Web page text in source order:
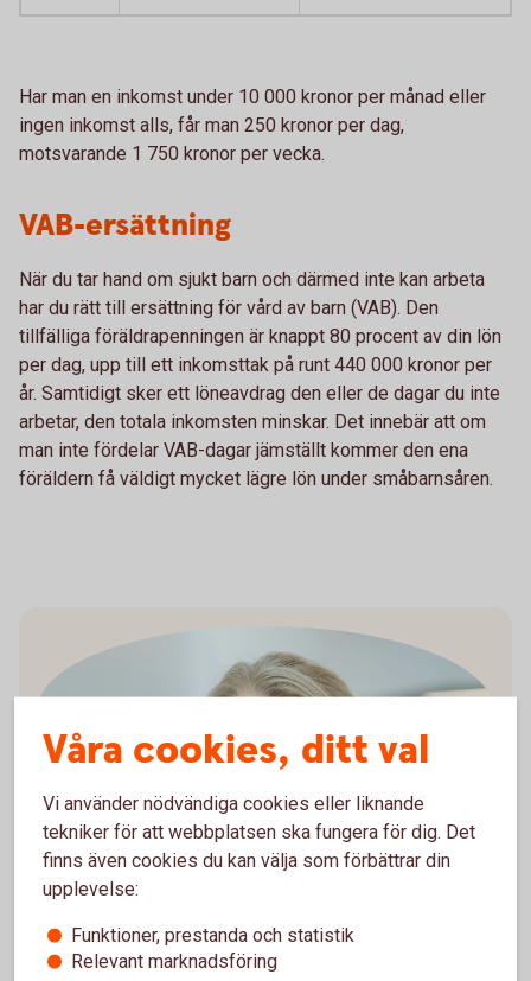
Har man en inkomst under 10 000 kronor per månad eller
ingen inkomst alls, får man 250 kronor per dag,
motsvarande 1 750 kronor per vecka.
VAB-ersättning
När du tar hand om sjukt barn och därmed inte kan arbeta
har du rätt till ersättning för vård av barn (VAB). Den
tillfälliga föräldrapenningen är knappt 80 procent av din lön
per dag, upp till ett inkomsttak på runt 440 000 kronor per
år. Samtidigt sker ett löneavdrag den eller de dagar du inte
arbetar, den totala inkomsten minskar. Det innebär att om
man inte fördelar VAB-dagar jämställt kommer den ena
föräldern få väldigt mycket lägre lön under småbarnsåren.
Madelén Falkenhäll
Ekonom för Finansiell hälsa
Våra cookies, ditt val
Vi använder nödvändiga cookies eller liknande
tekniker för att webbplatsen ska fungera för dig. Det
finns även cookies du kan välja som förbättrar din
upplevelse:
Funktioner, prestanda och statistik
Relevant marknadsföring